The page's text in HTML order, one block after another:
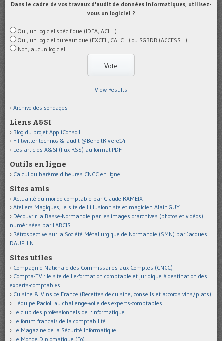
Dans le cadre de vos travaux d'audit de données informatiques, utilisez-
vous un logiciel ?
Oui, un logiciel spécifique (IDEA, ACL...)
Oui, un logiciel bureautique (EXCEL, CALC...) ou SGBDR (ACCESS...)
Non, aucun logiciel
View Results
Archive des sondages
Liens A&SI
Blog du projet AppliConso II
Fil twitter technos & audit @BenoitRiviere14
Les articles A&SI (flux RSS) au format PDF
Outils en ligne
Calcul du barème d'heures CNCC en ligne
Sites amis
Actualité du monde comptable par Claude RAMEIX
Ateliers Magiques, le site de l'illusionniste et magicien Alain GUY
Découvrir la Basse-Normandie par les images d'archives (photos et vidéos)
numérisées par l'ARCIS
Rétrospective sur la Société Métallurgique de Normandie (SMN) par Jacques
DAUPHIN
Sites utiles
Compagnie Nationale des Commissaires aux Comptes (CNCC)
Compta-TV : le site de l'e-formation comptable et juridique à destination des
experts-comptables
Cuisine & Vins de France (Recettes de cuisine, conseils et accords vins/plats)
L'équipe Pacioli au challenge-voile des experts-comptables
Le club des professionnels de l'informatique
Le forum français de la comptabilité
Le Magazine de la Sécurité Informatique
Le Monde Diplomatique (Eo)